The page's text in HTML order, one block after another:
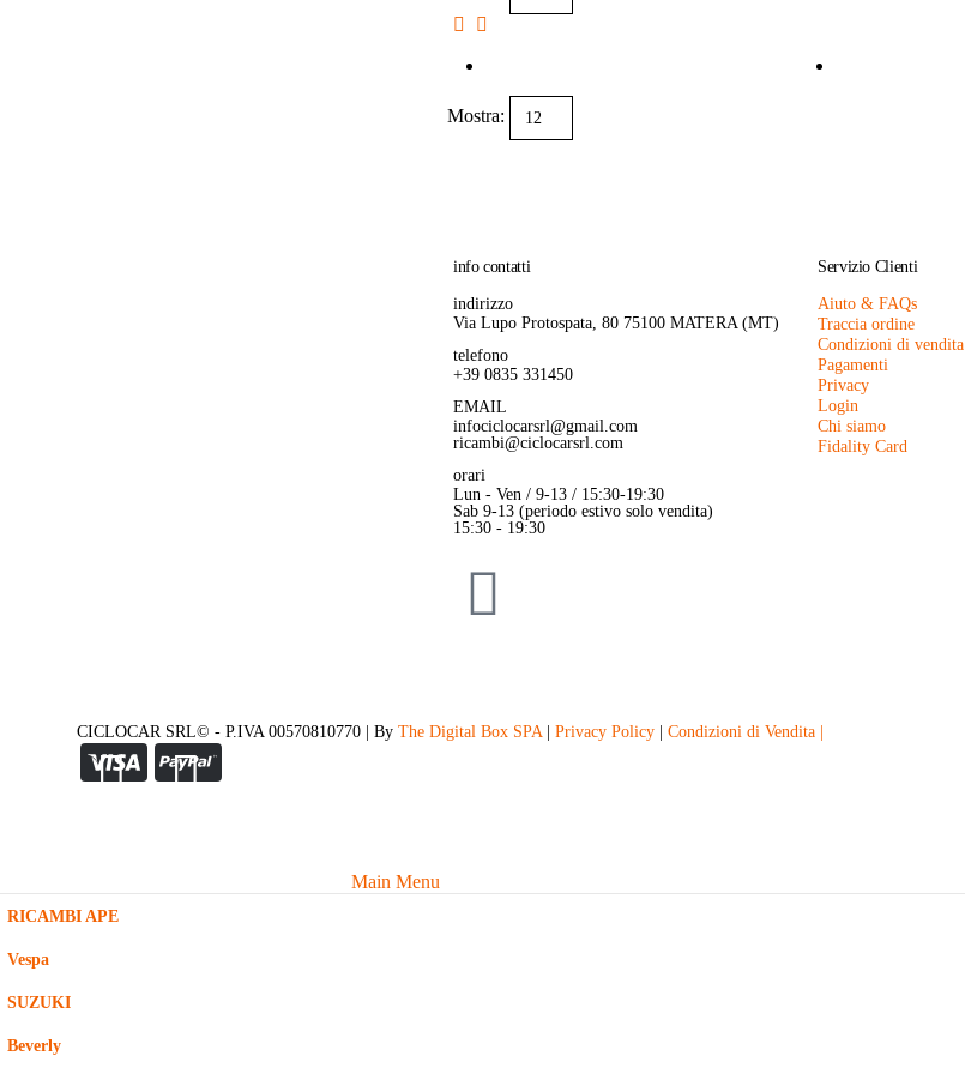
Mostra:
info contatti
indirizzo
Via Lupo Protospata, 80 75100 MATERA (MT)
telefono
+39 0835 331450
EMAIL
infociclocarsrl@gmail.com
ricambi@ciclocarsrl.com
orari
Lun - Ven / 9-13 / 15:30-19:30
Sab 9-13 (periodo estivo solo vendita)
15:30 - 19:30
Servizio Clienti
Aiuto & FAQs
Traccia ordine
Condizioni di vendita
Pagamenti
Privacy
Login
Chi siamo
Fidality Card
CICLOCAR SRL© - P.IVA 00570810770 | By The Digital Box SPA | Privacy Policy | Condizioni di Vendita |
Main Menu
RICAMBI APE
Vespa
SUZUKI
Beverly